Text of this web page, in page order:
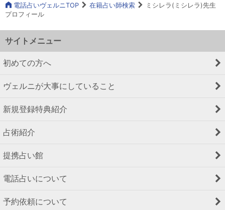
電話占いヴェルニTOP 在籍占い師検索
ミシレラ(ミシレラ)先生
プロフィール
サイトメニュー
初めての方へ
ヴェルニが大事にしていること
新規登録特典紹介
占術紹介
提携占い館
電話占いについて
予約依頼について